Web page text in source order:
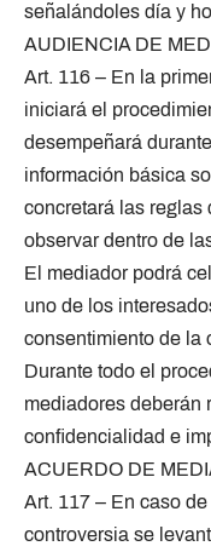
señalándoles día y
AUDIENCIA DE
Art. 116 – En la
iniciará el
desempeñará
información básica
concretará las reglas
observar dentro de
El mediador podrá
uno de los
consentimiento de la
Durante todo el
mediadores deberán
confidencialidad e
ACUERDO DE
Art. 117 – En caso
controversia se